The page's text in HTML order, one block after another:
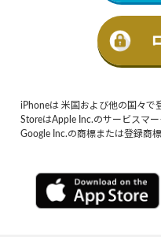
iPhoneは 米国および他の国々で
StoreはApple Inc.のサービスマ
Google Inc.の商標または登録商標